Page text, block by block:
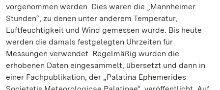
vorgenommen werden. Dies waren die „Mannheimer
Stunden“, zu denen unter anderem Temperatur,
Luftfeuchtigkeit und Wind gemessen wurde. Bis heute
werden die damals festgelegten Uhrzeiten für
Messungen verwendet. Regelmäßig wurden die
erhobenen Daten eingesammelt, übersetzt und dann in
einer Fachpublikation, der „Palatina Ephemerides